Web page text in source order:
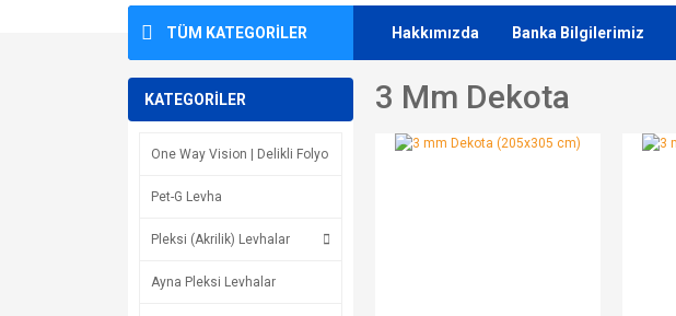
TÜM KATEGORİLER Hakkımızda Banka Bilgilerimiz
KATEGORİLER
One Way Vision | Delikli Folyo
Pet-G Levha
Pleksi (Akrilik) Levhalar
Ayna Pleksi Levhalar
3 Mm Dekota